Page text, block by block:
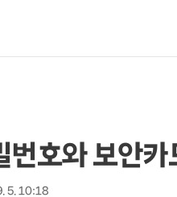
호와 보안
5. 10:18